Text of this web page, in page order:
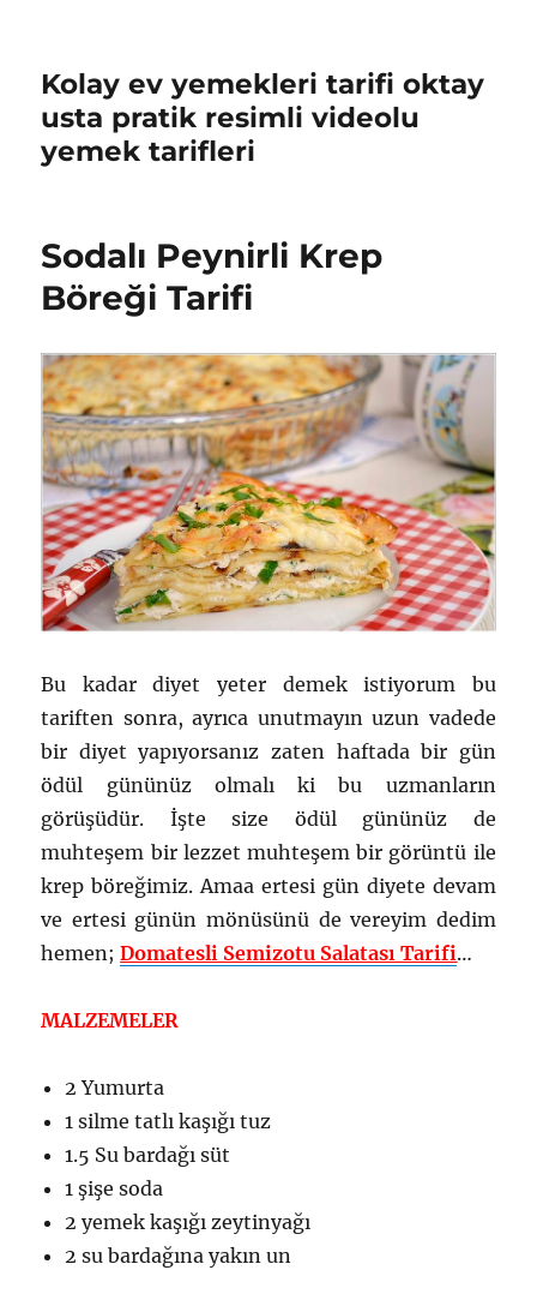
Kolay ev yemekleri tarifi oktay
usta pratik resimli videolu
yemek tarifleri
Sodalı Peynirli Krep
Böreği Tarifi
Bu kadar diyet yeter demek istiyorum bu
tariften sonra, ayrıca unutmayın uzun vadede
bir diyet yapıyorsanız zaten haftada bir gün
ödül gününüz olmalı ki bu uzmanların
görüşüdür. İşte size ödül gününüz de
muhteşem bir lezzet muhteşem bir görüntü ile
krep böreğimiz. Amaa ertesi gün diyete devam
ve ertesi günün mönüsünü de vereyim dedim
hemen;Domatesli Semizotu Salatası Tarifi…
MALZEMELER
2 Yumurta
1 silme tatlı kaşığı tuz
1.5 Su bardağı süt
1 şişe soda
2 yemek kaşığı zeytinyağı
2 su bardağına yakın un